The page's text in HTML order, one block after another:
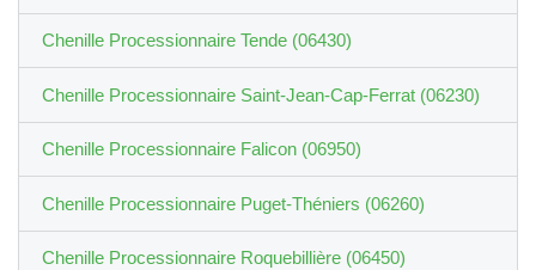
Chenille Processionnaire Tende (06430)
Chenille Processionnaire Saint-Jean-Cap-Ferrat (06230)
Chenille Processionnaire Falicon (06950)
Chenille Processionnaire Puget-Théniers (06260)
Chenille Processionnaire Roquebillière (06450)